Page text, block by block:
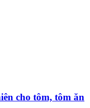
cho tôm, tôm ăn